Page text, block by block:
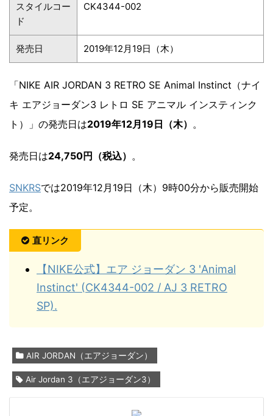
スタイルコー
ド
CK4344-002
発売日 2019年12月19日（木）
「NIKE AIR JORDAN 3 RETRO SE Animal Instinct（ナイ
キ エアジョーダン3 レトロ SE アニマル インスティンク
ト）」の発売日は2019年12月19日（木） 。
発売日は24,750円（税込） 。
SNKRSでは2019年12月19日（木）9時00分から販売開始
予定。
直リンク
【NIKE公式】エア ジョーダン 3 'Animal
Instinct' (CK4344-002 / AJ 3 RETRO
SP).
AIR JORDAN（エアジョーダン）
Air Jordan 3（エアジョーダン3）